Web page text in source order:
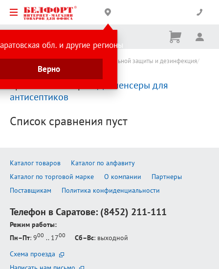
обл. и другие регионы
Верно
Корзина
Ничего
Каталог товаров Средства индивидуальной защиты и дезинфекция
Диспенсеры для антисептиков
Диспенсеры для
антисептиков
Список сравнения пуст
Каталог товаров
Каталог по алфавиту
Каталог по торговой марке
О компании
Партнеры
Поставщикам
Политика конфиденциальности
Телефон в Саратове: (8452) 211-111
Режим работы:
Пн–Пт: 900 .. 1700 Сб–Вс: выходной
Схема проезда